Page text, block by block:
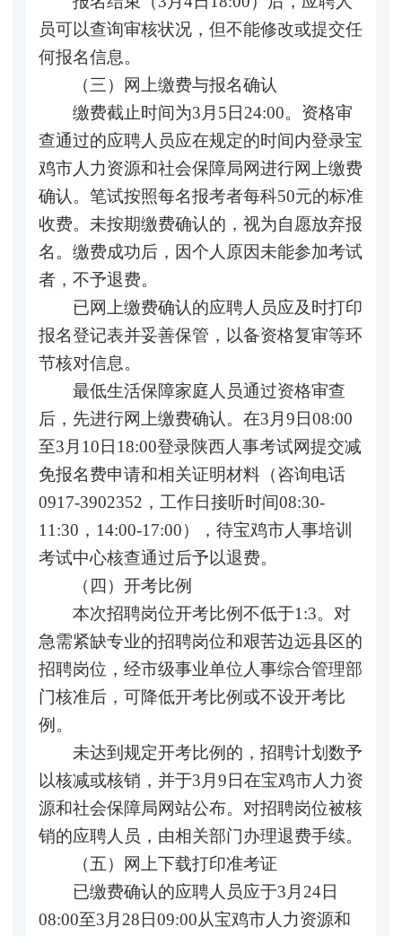
员可以查询审核状况，但不能修改或提交任
何报名信息。
（三）网上缴费与报名确认
缴费截止时间为3月5日24:00。资格审
查通过的应聘人员应在规定的时间内登录宝
鸡市人力资源和社会保障局网进行网上缴费
确认。笔试按照每名报考者每科50元的标准
收费。未按期缴费确认的，视为自愿放弃报
名。缴费成功后，因个人原因未能参加考试
者，不予退费。
已网上缴费确认的应聘人员应及时打印
报名登记表并妥善保管，以备资格复审等环
节核对信息。
最低生活保障家庭人员通过资格审查
后，先进行网上缴费确认。在3月9日08:00
至3月10日18:00登录陕西人事考试网提交减
免报名费申请和相关证明材料（咨询电话
0917-3902352，工作日接听时间08:30-
11:30，14:00-17:00），待宝鸡市人事培训
考试中心核查通过后予以退费。
（四）开考比例
本次招聘岗位开考比例不低于1:3。对
急需紧缺专业的招聘岗位和艰苦边远县区的
招聘岗位，经市级事业单位人事综合管理部
门核准后，可降低开考比例或不设开考比
例。
未达到规定开考比例的，招聘计划数予
以核减或核销，并于3月9日在宝鸡市人力资
源和社会保障局网站公布。对招聘岗位被核
销的应聘人员，由相关部门办理退费手续。
（五）网上下载打印准考证
已缴费确认的应聘人员应于3月24日
08:00至3月28日09:00从宝鸡市人力资源和